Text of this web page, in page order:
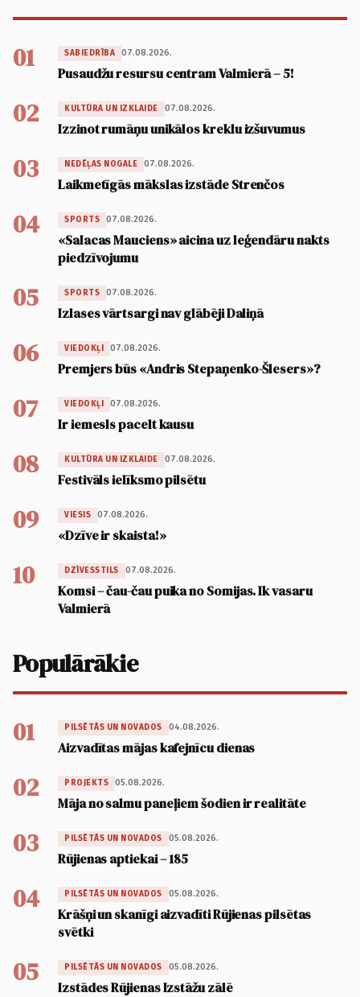
01 SABIEDRĪBA 07.08.2026.
Pusaudžu resursu centram Valmierā – 5!
02 KULTŪRA UN IZKLAIDE 07.08.2026.
Izzinot rumāņu unikālos kreklu izšuvumus
03 NEDĒĻAS NOGALE 07.08.2026.
Laikmetīgās mākslas izstāde Strenčos
04 SPORTS 07.08.2026.
«Salacas Mauciens» aicina uz leģendāru nakts
piedzīvojumu
05 SPORTS 07.08.2026.
Izlases vārtsargi nav glābēji Daliņā
06 VIEDOKĻI 07.08.2026.
Premjers būs «Andris Stepaņenko-Šlesers»?
07 VIEDOKĻI 07.08.2026.
Ir iemesls pacelt kausu
08 KULTŪRA UN IZKLAIDE 07.08.2026.
Festivāls ielīksmo pilsētu
09 VIESIS 07.08.2026.
«Dzīve ir skaista!»
10 DZĪVESSTILS 07.08.2026.
Komsi – čau-čau puika no Somijas. Ik vasaru
Valmierā
Populārākie
01 PILSĒTĀS UN NOVADOS 04.08.2026.
Aizvadītas mājas kafejnīcu dienas
02 PROJEKTS 05.08.2026.
Māja no salmu paneļiem šodien ir realitāte
03 PILSĒTĀS UN NOVADOS 05.08.2026.
Rūjienas aptiekai – 185
04 PILSĒTĀS UN NOVADOS 05.08.2026.
Krāšņi un skanīgi aizvadīti Rūjienas pilsētas
svētki
05 PILSĒTĀS UN NOVADOS 05.08.2026.
Izstādes Rūjienas Izstāžu zālē